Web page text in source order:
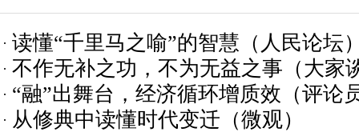
读懂“千里马之喻”的智慧（人民论坛
不作无补之功，不为无益之事（大家
层 服务基层①）
“融”出舞台，经济循环增质效（评论
从修典中读懂时代变迁（微观）